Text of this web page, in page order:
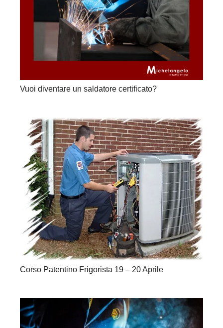
Vuoi diventare un saldatore certificato?
Corso Patentino Frigorista 19 – 20 Aprile